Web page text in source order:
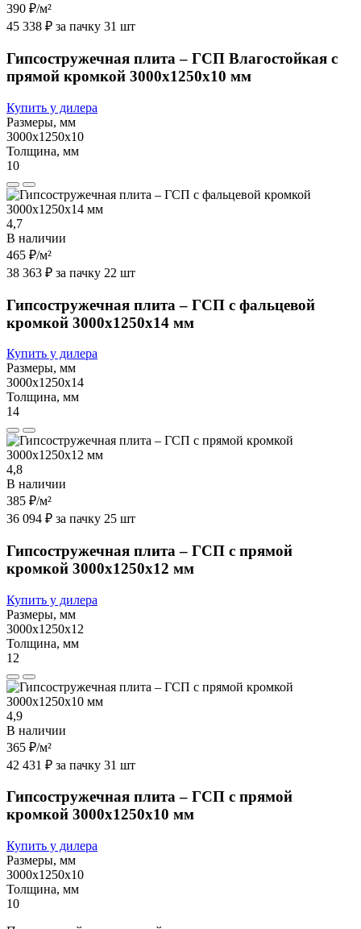
390 ₽/м²
45 338 ₽ за пачку 31 шт
Гипсостружечная плита – ГСП Влагостойкая с
прямой кромкой 3000х1250х10 мм
Купить у дилера
Размеры, мм
3000х1250х10
Толщина, мм
10
4,7
В наличии
465 ₽/м²
38 363 ₽ за пачку 22 шт
Гипсостружечная плита – ГСП с фальцевой
кромкой 3000х1250х14 мм
Купить у дилера
Размеры, мм
3000х1250х14
Толщина, мм
14
4,8
В наличии
385 ₽/м²
36 094 ₽ за пачку 25 шт
Гипсостружечная плита – ГСП с прямой
кромкой 3000х1250х12 мм
Купить у дилера
Размеры, мм
3000х1250х12
Толщина, мм
12
4,9
В наличии
365 ₽/м²
42 431 ₽ за пачку 31 шт
Гипсостружечная плита – ГСП с прямой
кромкой 3000х1250х10 мм
Купить у дилера
Размеры, мм
3000х1250х10
Толщина, мм
10